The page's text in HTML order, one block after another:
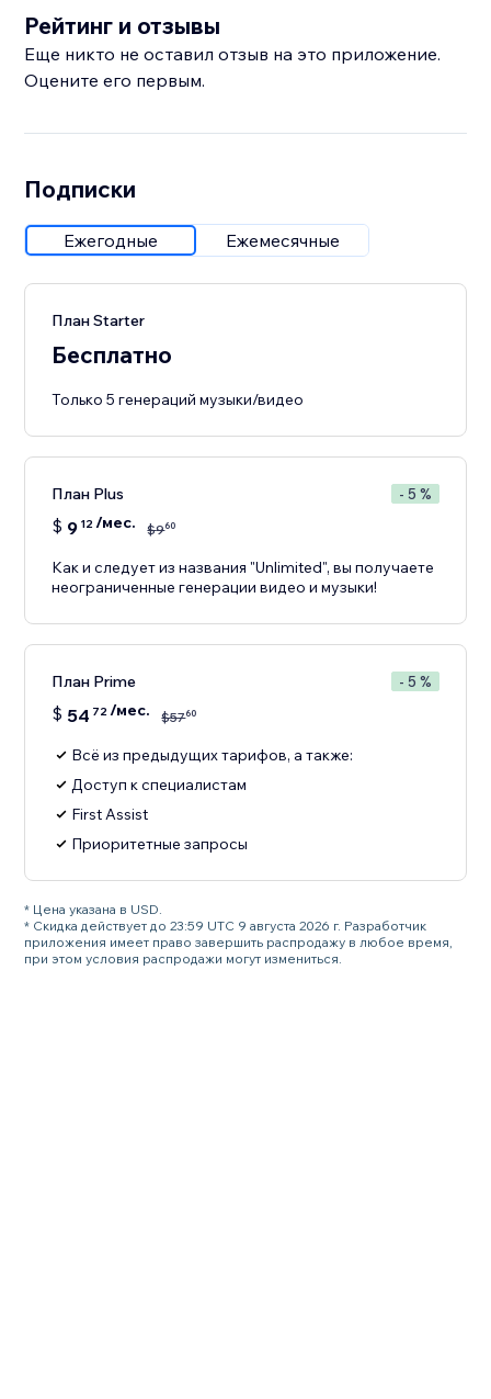
Рейтинг и отзывы
Еще никто не оставил отзыв на это приложение.
Оцените его первым.
Подписки
Ежегодные Ежемесячные
План Starter
Бесплатно
Только 5 генераций музыки/видео
План Plus - 5 %
$ 9 12/мес. $960
Как и следует из названия "Unlimited", вы получаете
неограниченные генерации видео и музыки!
План Prime - 5 %
$ 54 72/мес. $5760
Всё из предыдущих тарифов, а также:
Доступ к специалистам
First Assist
Приоритетные запросы
* Цена указана в USD.
* Скидка действует до 23:59 UTC 9 августа 2026 г. Разработчик
приложения имеет право завершить распродажу в любое время,
при этом условия распродажи могут измениться.